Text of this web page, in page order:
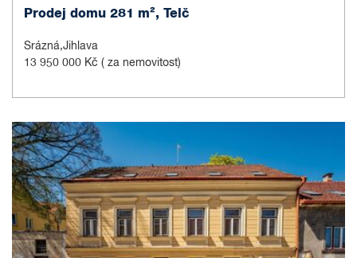
Prodej domu 281 m², Telč
Srázná,Jihlava
13 950 000 Kč ( za nemovitost)